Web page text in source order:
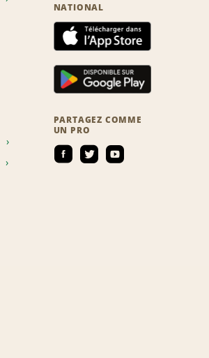
NATIONAL
PARTAGEZ COMME
UN PRO